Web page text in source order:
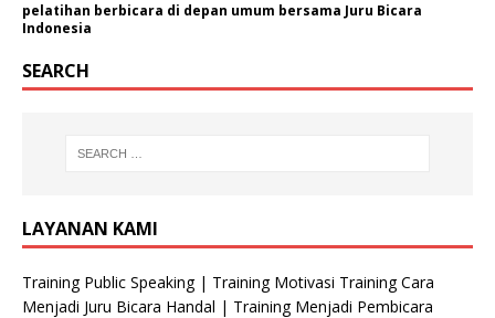
pelatihan berbicara di depan umum bersama Juru Bicara
Indonesia
SEARCH
LAYANAN KAMI
Training Public Speaking | Training Motivasi Training Cara
Menjadi Juru Bicara Handal | Training Menjadi Pembicara